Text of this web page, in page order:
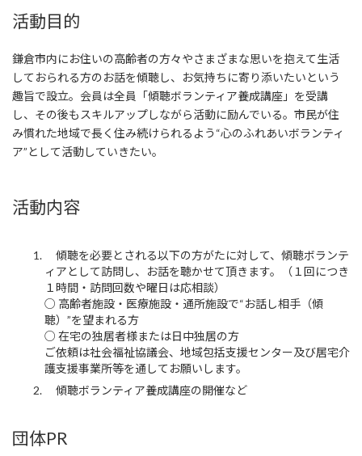
活動目的
鎌倉市内にお住いの高齢者の方々やさまざまな思いを抱えて生活
しておられる方のお話を傾聴し、お気持ちに寄り添いたいという
趣旨で設立。会員は全員「傾聴ボランティア養成講座」を受講
し、その後もスキルアップしながら活動に励んでいる。市民が住
み慣れた地域で長く住み続けられるよう“心のふれあいボランティ
ア”として活動していきたい。
活動内容
傾聴を必要とされる以下の方がたに対して、傾聴ボランテ
ィアとして訪問し、お話を聴かせて頂きます。（１回につき
１時間・訪問回数や曜日は応相談）
○ 高齢者施設・医療施設・通所施設で“お話し相手（傾
聴）”を望まれる方
○ 在宅の独居者様または日中独居の方
ご依頼は社会福祉協議会、地域包括支援センター及び居宅介
護支援事業所等を通してお願いします。
傾聴ボランティア養成講座の開催など
団体PR